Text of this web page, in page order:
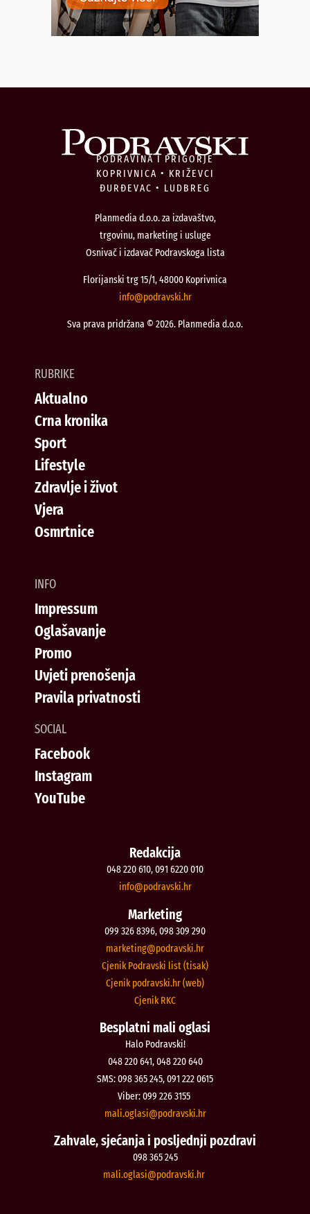
PODRAVINA I PRIGORJE
KOPRIVNICA • KRIŽEVCI
ĐURĐEVAC • LUDBREG
Planmedia d.o.o. za izdavaštvo,
trgovinu, marketing i usluge
Osnivač i izdavač Podravskoga lista
Florijanski trg 15/1, 48000 Koprivnica
rh.iksvardop
@ofni
Sva prava pridržana © 2026. Planmedia d.o.o.
RUBRIKE
Aktualno
Crna kronika
Sport
Lifestyle
Zdravlje i život
Vjera
Osmrtnice
INFO
Impressum
Oglašavanje
Promo
Uvjeti prenošenja
Pravila privatnosti
SOCIAL
Facebook
Instagram
YouTube
Redakcija
048 220 610, 091 6220 010
rh.iksvardop
@ofni
Marketing
099 326 8396, 098 309 290
rh.iksvardop
@gnitekram
Cjenik Podravski list (tisak)
Cjenik podravski.hr (web)
Cjenik RKC
Besplatni mali oglasi
Halo Podravski!
048 220 641, 048 220 640
SMS: 098 365 245, 091 222 0615
Viber: 099 226 3155
rh.iksvardop
@isalgo.ilam
Zahvale, sjećanja i posljednji pozdravi
098 365 245
rh.iksvardop
@isalgo.ilam